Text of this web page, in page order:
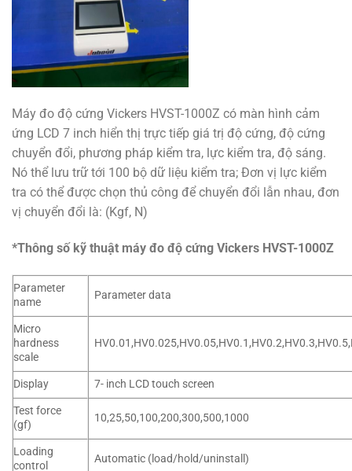
Máy đo độ cứng Vickers HVST-1000Z có màn hình cảm
ứng LCD 7 inch hiển thị trực tiếp giá trị độ cứng, độ cứng
chuyển đổi, phương pháp kiểm tra, lực kiểm tra, độ sáng.
Nó thể lưu trữ tới 100 bộ dữ liệu kiểm tra; Đơn vị lực kiểm
tra có thể được chọn thủ công để chuyển đổi lẫn nhau, đơn
vị chuyển đổi là: (Kgf, N)
*Thông số kỹ thuật máy đo độ cứng Vickers HVST-1000Z
Parameter
name
Parameter data
Micro
hardness
scale
Display
7- inch LCD touch screen
Test force
(gf)
10,25,50,100,200,300,500,1000
Loading
control
Automatic (load/hold/uninstall)